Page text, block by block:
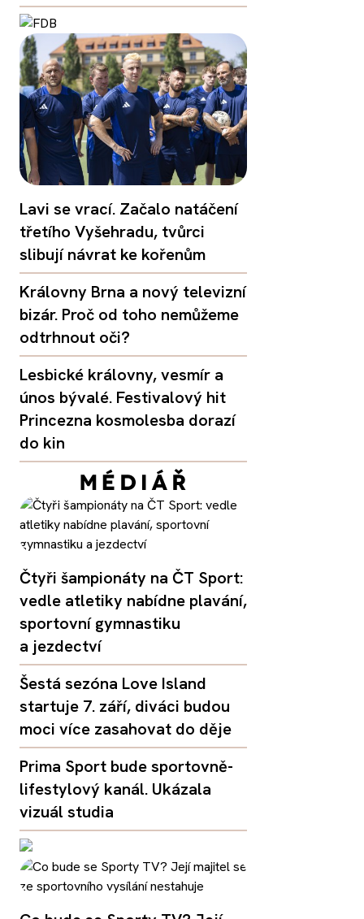
Lavi se vrací. Začalo natáčení
třetího Vyšehradu, tvůrci
slibují návrat ke kořenům
Královny Brna a nový televizní
bizár. Proč od toho nemůžeme
odtrhnout oči?
Lesbické královny, vesmír a
únos bývalé. Festivalový hit
Princezna kosmolesba dorazí
do kin
Čtyři šampionáty na ČT Sport:
vedle atletiky nabídne plavání,
sportovní gymnastiku
a jezdectví
Šestá sezóna Love Island
startuje 7. září, diváci budou
moci více zasahovat do děje
Prima Sport bude sportovně-
lifestylový kanál. Ukázala
vizuál studia